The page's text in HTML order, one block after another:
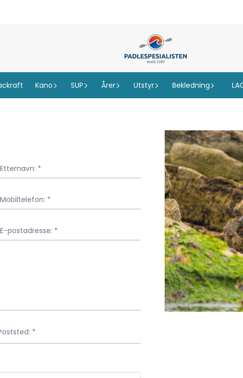
Kano SUP Årer Utstyr Bekledning
Etternavn: *
Mobiltelefon: *
E-postadresse: *
*